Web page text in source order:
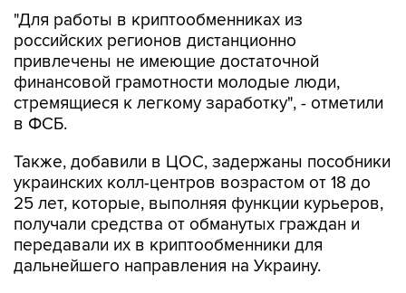
"Для работы в криптообменниках из
российских регионов дистанционно
привлечены не имеющие достаточной
финансовой грамотности молодые люди,
стремящиеся к легкому заработку", - отметили
в ФСБ.
Также, добавили в ЦОС, задержаны пособники
украинских колл-центров возрастом от 18 до
25 лет, которые, выполняя функции курьеров,
получали средства от обманутых граждан и
передавали их в криптообменники для
дальнейшего направления на Украину.